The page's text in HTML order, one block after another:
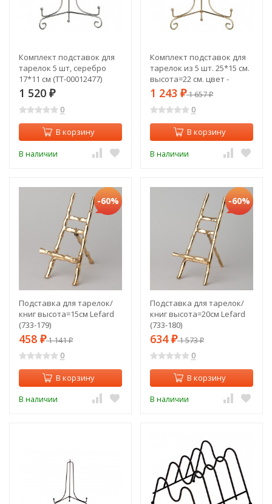
Комплект подставок для
тарелок 5 шт, серебро
17*11 см (TT-00012477)
1 520 ₽
0
В корзину
В наличии
Комплект подставок для
тарелок из 5 шт. 25*15 см.
высота=22 см. цвет -
золото Lefard (244-105)
1 243 ₽1 657₽
0
В корзину
В наличии
-60%
Подставка для тарелок/
книг высота=15см Lefard
(733-179)
458 ₽1 141₽
0
В корзину
В наличии
-60%
Подставка для тарелок/
книг высота=20см Lefard
(733-180)
634 ₽1 573₽
0
В корзину
В наличии